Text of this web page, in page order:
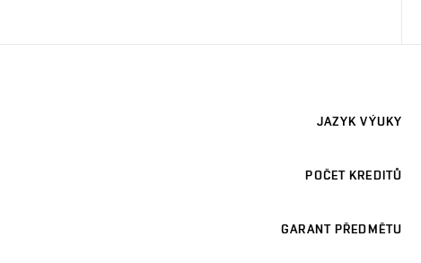
JAZYK VÝUKY
POČET KREDITŮ
GARANT PŘEDMĚTU